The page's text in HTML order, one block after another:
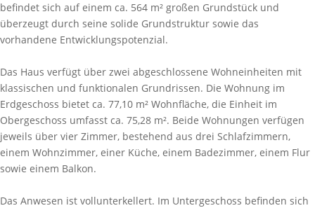
befindet sich auf einem ca. 564 m² großen Grundstück und
überzeugt durch seine solide Grundstruktur sowie das
vorhandene Entwicklungspotenzial.
Das Haus verfügt über zwei abgeschlossene Wohneinheiten mit
klassischen und funktionalen Grundrissen. Die Wohnung im
Erdgeschoss bietet ca. 77,10 m² Wohnfläche, die Einheit im
Obergeschoss umfasst ca. 75,28 m². Beide Wohnungen verfügen
jeweils über vier Zimmer, bestehend aus drei Schlafzimmern,
einem Wohnzimmer, einer Küche, einem Badezimmer, einem Flur
sowie einem Balkon.
Das Anwesen ist vollunterkellert. Im Untergeschoss befinden sich